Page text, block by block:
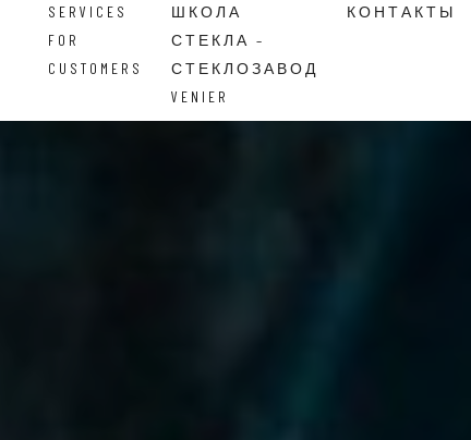
SERVICES
FOR
CUSTOMERS
ШКОЛА
СТЕКЛА –
СТЕКЛОЗАВОД
VENIER
КОНТАКТЫ